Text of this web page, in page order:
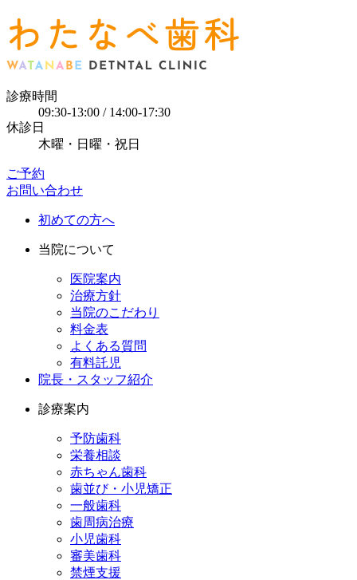
診療時間
09:30-13:00 / 14:00-17:30
休診日
木曜・日曜・祝日
ご予約
お問い合わせ
初めての方へ
当院について
医院案内
治療方針
当院のこだわり
料金表
よくある質問
有料託児
院長・スタッフ紹介
診療案内
予防歯科
栄養相談
赤ちゃん歯科
歯並び・小児矯正
一般歯科
歯周病治療
小児歯科
審美歯科
禁煙支援